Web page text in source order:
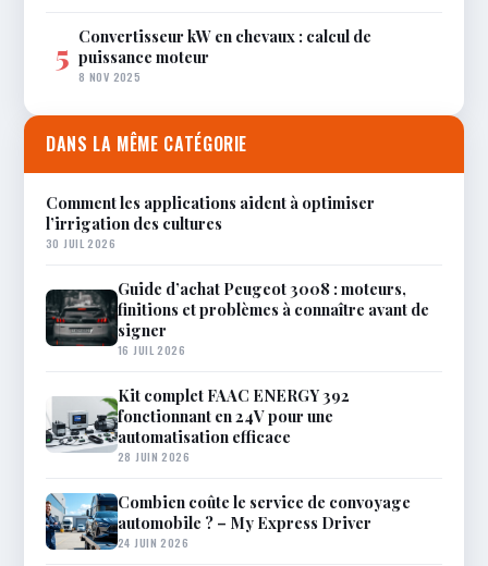
5 Convertisseur kW en chevaux : calcul de
puissance moteur
8 NOV 2025
DANS LA MÊME CATÉGORIE
Comment les applications aident à optimiser
l’irrigation des cultures
30 JUIL 2026
Guide d’achat Peugeot 3008 : moteurs,
finitions et problèmes à connaître avant de
signer
16 JUIL 2026
Kit complet FAAC ENERGY 392
fonctionnant en 24V pour une
automatisation efficace
28 JUIN 2026
Combien coûte le service de convoyage
automobile ? – My Express Driver
24 JUIN 2026